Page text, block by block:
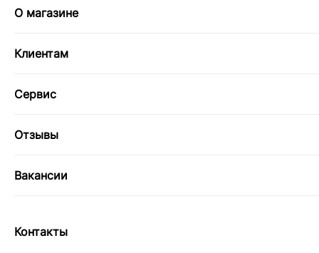
О магазине
Клиентам
Сервис
Отзывы
Вакансии
Контакты